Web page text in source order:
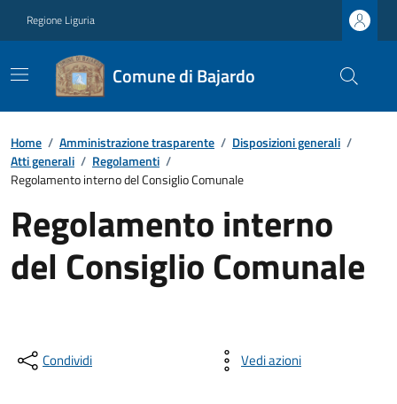
Regione Liguria
Comune di Bajardo
Home / Amministrazione trasparente / Disposizioni generali /
Atti generali / Regolamenti /
Regolamento interno del Consiglio Comunale
Regolamento interno
del Consiglio Comunale
Condividi Vedi azioni